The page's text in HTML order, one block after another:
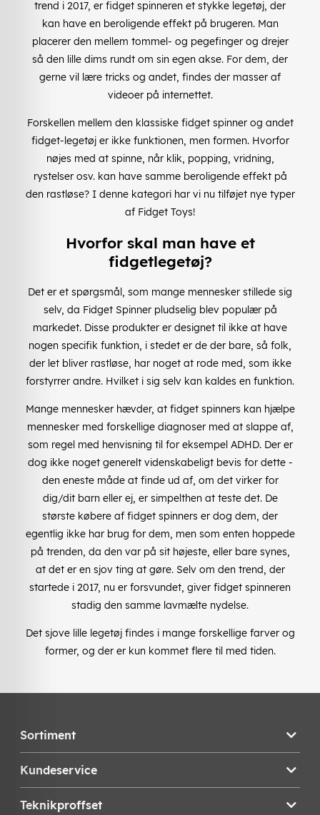
trend i 2017, er fidget spinneren et stykke legetøj, der
kan have en beroligende effekt på brugeren. Man
placerer den mellem tommel- og pegefinger og drejer
så den lille dims rundt om sin egen akse. For dem, der
gerne vil lære tricks og andet, findes der masser af
videoer på internettet.
Forskellen mellem den klassiske fidget spinner og andet
fidget-legetøj er ikke funktionen, men formen. Hvorfor
nøjes med at spinne, når klik, popping, vridning,
rystelser osv. kan have samme beroligende effekt på
den rastløse? I denne kategori har vi nu tilføjet nye typer
af Fidget Toys!
Hvorfor skal man have et
fidgetlegetøj?
Det er et spørgsmål, som mange mennesker stillede sig
selv, da Fidget Spinner pludselig blev populær på
markedet. Disse produkter er designet til ikke at have
nogen specifik funktion, i stedet er de der bare, så folk,
der let bliver rastløse, har noget at rode med, som ikke
forstyrrer andre. Hvilket i sig selv kan kaldes en funktion.
Mange mennesker hævder, at fidget spinners kan hjælpe
mennesker med forskellige diagnoser med at slappe af,
som regel med henvisning til for eksempel ADHD. Der er
dog ikke noget generelt videnskabeligt bevis for dette -
den eneste måde at finde ud af, om det virker for
dig/dit barn eller ej, er simpelthen at teste det. De
største købere af fidget spinners er dog dem, der
egentlig ikke har brug for dem, men som enten hoppede
på trenden, da den var på sit højeste, eller bare synes,
at det er en sjov ting at gøre. Selv om den trend, der
startede i 2017, nu er forsvundet, giver fidget spinneren
stadig den samme lavmælte nydelse.
Det sjove lille legetøj findes i mange forskellige farver og
former, og der er kun kommet flere til med tiden.
Sortiment
Kundeservice
Teknikproffset